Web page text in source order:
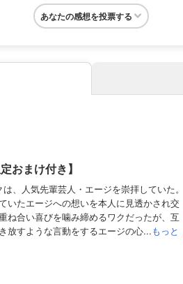
あなたの感想を投票する
おまけ付き】
、人気先輩芸人・エージを崇拝していた。
いたエージへの想いを本人に見透かされ交
ね合い喜びを噛み締めるワクだったが、互
放すような言動をするエージの心...もっと